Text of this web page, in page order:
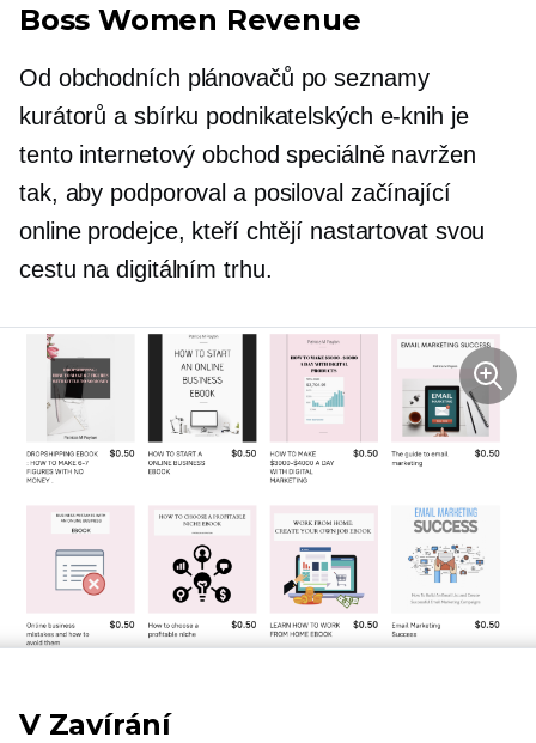
Boss Women Revenue
Od obchodních plánovačů po seznamy
kurátorů a sbírku podnikatelských e-knih je
tento internetový obchod speciálně navržen
tak, aby podporoval a posiloval začínající
online prodejce, kteří chtějí nastartovat svou
cestu na digitálním trhu.
V Zavírání